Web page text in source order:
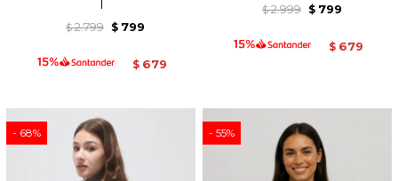
$ 2.799 $ 799
$ 679
$ 2.999 $ 799
$ 679
68 55